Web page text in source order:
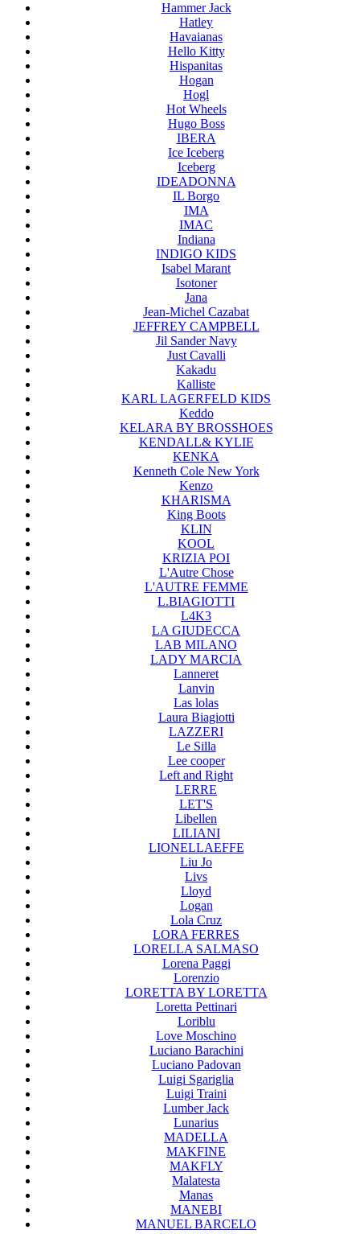
Hammer Jack
Hatley
Havaianas
Hello Kitty
Hispanitas
Hogan
Hogl
Hot Wheels
Hugo Boss
IBERA
Ice Iceberg
Iceberg
IDEADONNA
IL Borgo
IMA
IMAC
Indiana
INDIGO KIDS
Isabel Marant
Isotoner
Jana
Jean-Michel Cazabat
JEFFREY CAMPBELL
Jil Sander Navy
Just Cavalli
Kakadu
Kalliste
KARL LAGERFELD KIDS
Keddo
KELARA BY BROSSHOES
KENDALL& KYLIE
KENKA
Kenneth Cole New York
Kenzo
KHARISMA
King Boots
KLIN
KOOL
KRIZIA POI
L'Autre Chose
L'AUTRE FEMME
L.BIAGIOTTI
L4K3
LA GIUDECCA
LAB MILANO
LADY MARCIA
Lanneret
Lanvin
Las lolas
Laura Biagiotti
LAZZERI
Le Silla
Lee cooper
Left and Right
LERRE
LET'S
Libellen
LILIANI
LIONELLAEFFE
Liu Jo
Livs
Lloyd
Logan
Lola Cruz
LORA FERRES
LORELLA SALMASO
Lorena Paggi
Lorenzio
LORETTA BY LORETTA
Loretta Pettinari
Loriblu
Love Moschino
Luciano Barachini
Luciano Padovan
Luigi Sgariglia
Luigi Traini
Lumber Jack
Lunarius
MADELLA
MAKFINE
MAKFLY
Malatesta
Manas
MANEBI
MANUEL BARCELO